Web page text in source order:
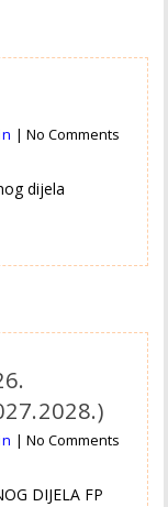
|No Comments
dijela
|No Comments
DIJELA FP